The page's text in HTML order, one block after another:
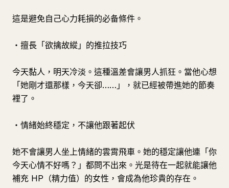
這是避免自己心力耗損的必备條件。
・擅長「欲擒故縱」的推拉技巧
今天黏人，明天冷淡。這種溫差會讓男人抓狂。當他心想
「她剛才還那樣，今天卻……」，就已經被帶進她的節奏
裡了。
・情緒始終穩定，不讓他跟著起伏
她不會讓男人坐上情緒的雲霄飛車。她的穩定讓他連「你
今天心情不好嗎？」都問不出來。光是待在一起就能讓他
補充 HP（精力值）的女性，會成為他珍貴的存在。